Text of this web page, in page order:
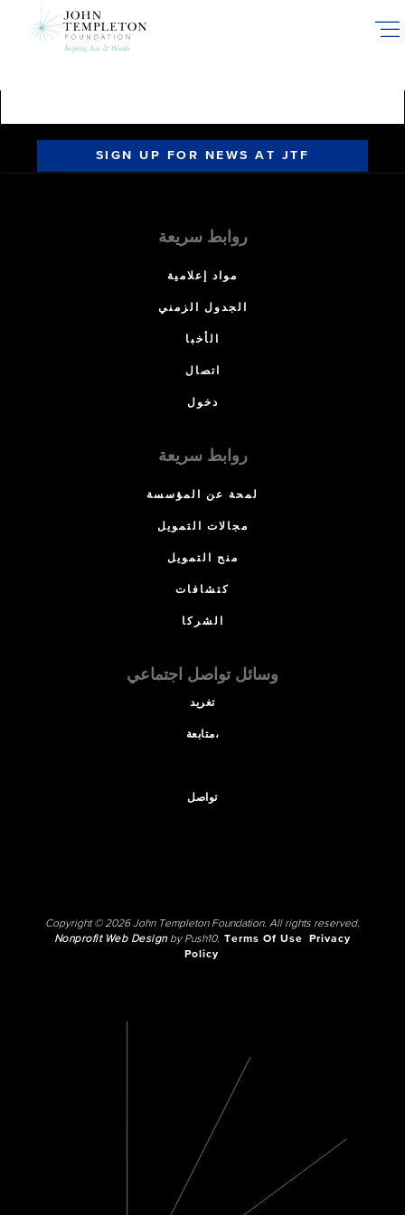
SIGN UP FOR NEWS AT JTF
روابط سريعة
مواد إعلامية
الجدول الزمني
الأخبا
اتصال
دخول
روابط سريعة
لمحة عن المؤسسة
مجالات التمويل
منح التمويل
كتشافات
الشركا
وسائل تواصل اجتماعي
تغريد
متابعة،
تواصل
Copyright © 2026 John Templeton Foundation. All rights reserved.
Nonprofit Web Designby Push10. Terms Of Use
Privacy
Policy